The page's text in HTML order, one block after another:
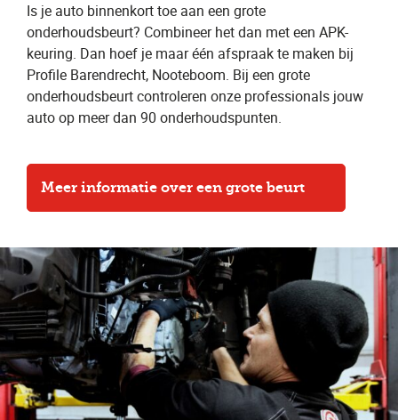
Is je auto binnenkort toe aan een grote
onderhoudsbeurt? Combineer het dan met een APK-
keuring. Dan hoef je maar één afspraak te maken bij
Profile Barendrecht, Nooteboom. Bij een grote
onderhoudsbeurt controleren onze professionals jouw
auto op meer dan 90 onderhoudspunten.
Meer informatie over een grote beurt